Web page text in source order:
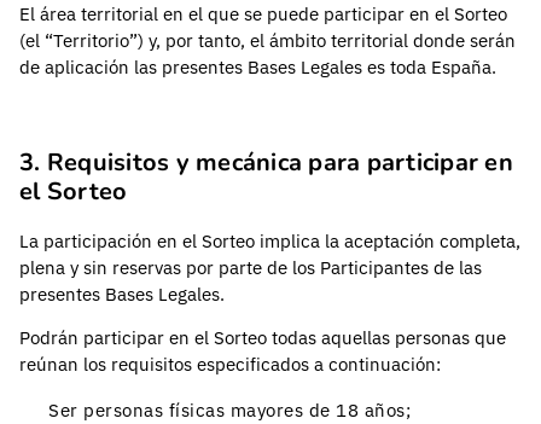
El área territorial en el que se puede participar en el Sorteo
(el “Territorio”) y, por tanto, el ámbito territorial donde serán
de aplicación las presentes Bases Legales es toda España.
3. Requisitos y mecánica para participar en
el Sorteo
La participación en el Sorteo implica la aceptación completa,
plena y sin reservas por parte de los Participantes de las
presentes Bases Legales.
Podrán participar en el Sorteo todas aquellas personas que
reúnan los requisitos especificados a continuación:
Ser personas físicas mayores de 18 años;